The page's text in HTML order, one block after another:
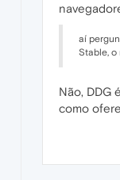
aí
Stable, o
Não, DDG
como